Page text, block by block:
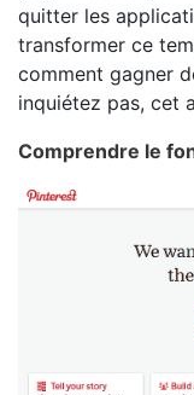
quitter les
transformer ce
comment gagner
inquiétez pas, cet
Comprendre le